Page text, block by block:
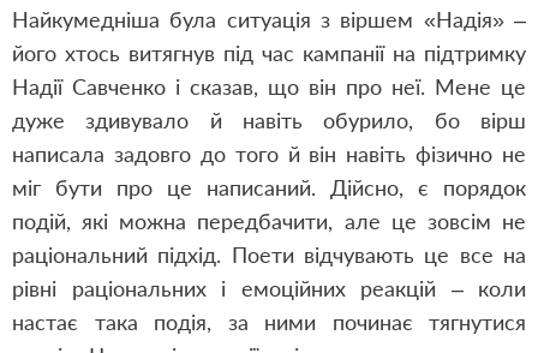
Найкумедніша була ситуація з віршем «Надія» –
його хтось витягнув під час кампанії на підтримку
Надії Савченко і сказав, що він про неї. Мене це
дуже здивувало й навіть обурило, бо вірш
написала задовго до того й він навіть фізично не
міг бути про це написаний. Дійсно, є порядок
подій, які можна передбачити, але це зовсім не
раціональний підхід. Поети відчувають це все на
рівні раціональних і емоційних реакцій – коли
настає така подія, за ними починає тягнутися